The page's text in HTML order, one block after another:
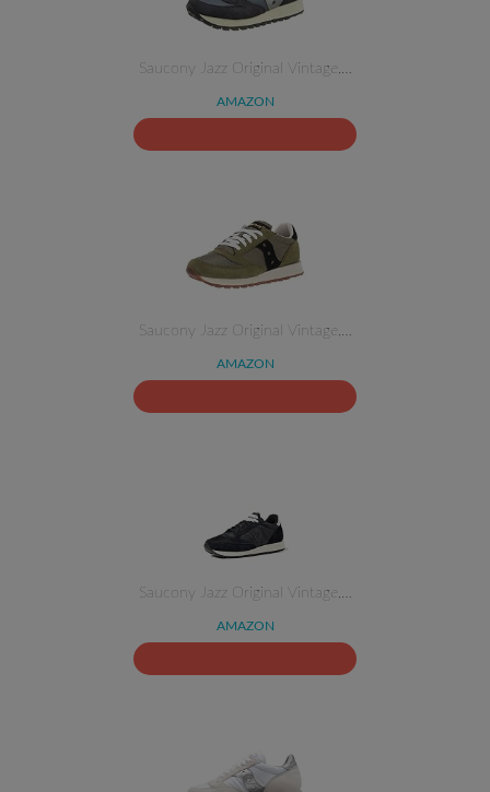
Saucony Jazz Original Vintage,…
AMAZON
Saucony Jazz Original Vintage,…
AMAZON
Saucony Jazz Original Vintage,…
AMAZON